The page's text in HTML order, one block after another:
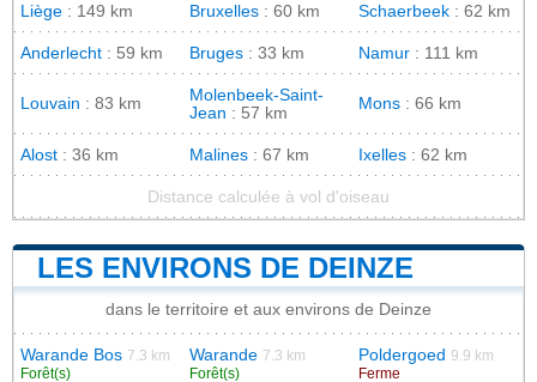
Liège : 149 km Bruxelles : 60 km Schaerbeek : 62 km
Anderlecht : 59 km Bruges : 33 km Namur : 111 km
Louvain : 83 km
Molenbeek-Saint-
Jean : 57 km
Mons : 66 km
Alost : 36 km Malines : 67 km Ixelles : 62 km
Distance calculée à vol d'oiseau
LES ENVIRONS DE DEINZE
dans le territoire et aux environs de Deinze
Warande Bos 7.3 km
Forêt(s)
Warande 7.3 km
Forêt(s)
Poldergoed 9.9 km
Ferme